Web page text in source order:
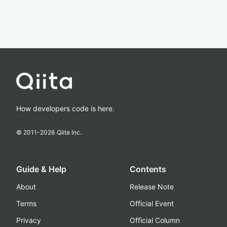
How developers code is here.
© 2011-2026 Qiita Inc.
Guide & Help
About
Terms
Privacy
Contents
Release Note
Official Event
Official Column